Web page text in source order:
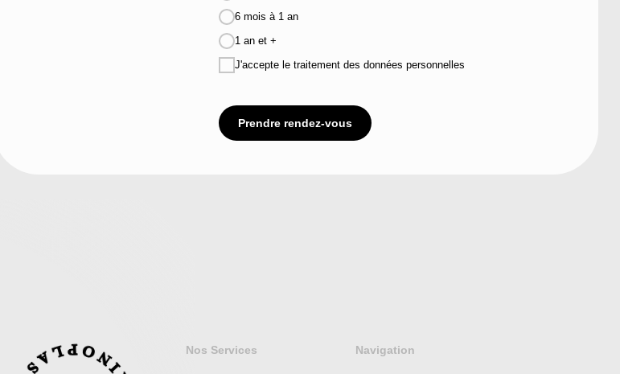
6 mois à 1 an
1 an et +
J'accepte le traitement des données personnelles
Prendre rendez-vous
Navigation
Nos Services